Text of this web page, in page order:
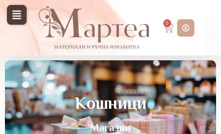
0
Кошници
Магазин